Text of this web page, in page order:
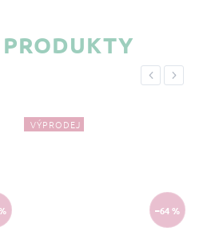
Previous
VÝPRODEJ
–64 %
Next